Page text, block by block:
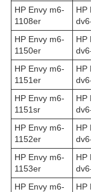
HP Envy m6-
1108er
HP
HP Envy m6-
1150er
HP
HP Envy m6-
1151er
HP
HP Envy m6-
1151sr
HP
HP Envy m6-
1152er
HP
HP Envy m6-
1153er
HP
HP Envy m6-
HP